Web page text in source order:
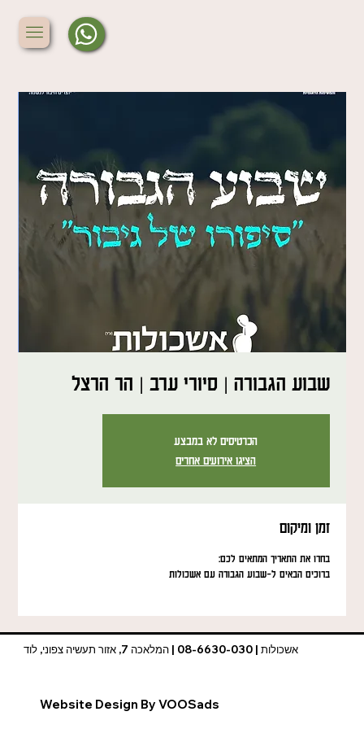
שבוע הגבורה | סיורי ערב | הר הרצל
הכרטיסים לא במבצע
הציגו אירועים אחרים
זמן ומיקום
בחרו את התאריך המתאים לכם:
ברוכים הבאים ל-שבוע הגבורה עם אשכולות
אשכולות | 08-6630-030 | המלאכה 7, אזור תעשיה צפוני, לוד
Website Design By VOOSads